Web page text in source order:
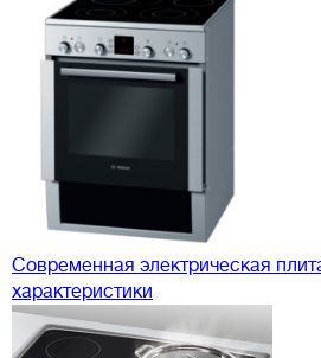
Современная электрическая
характеристики